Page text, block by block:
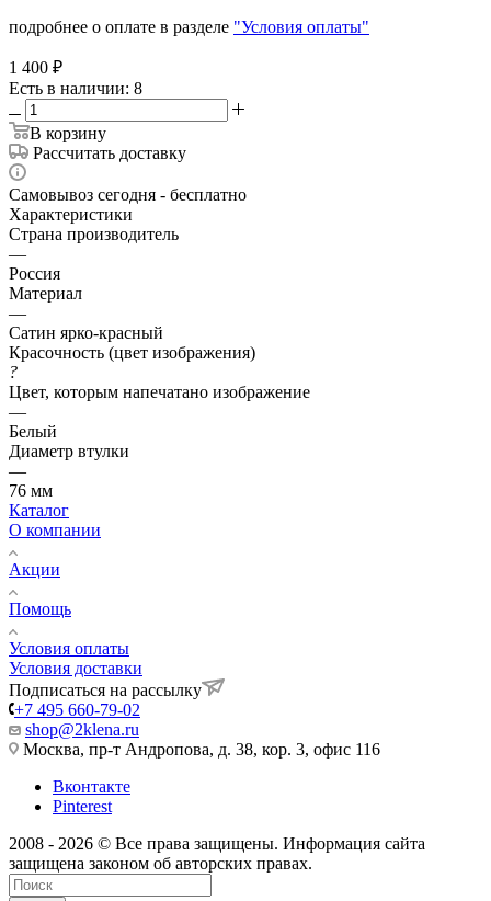
подробнее о оплате в разделе "Условия оплаты"
1 400 ₽
Есть в наличии: 8
В корзину
Рассчитать доставку
Самовывоз сегодня - бесплатно
Характеристики
Страна производитель
—
Россия
Материал
—
Сатин ярко-красный
Красочность (цвет изображения)
?
Цвет, которым напечатано изображение
—
Белый
Диаметр втулки
—
76 мм
Каталог
О компании
Акции
Помощь
Условия оплаты
Условия доставки
Подписаться на рассылку
+7 495 660-79-02
shop@2klena.ru
Москва, пр-т Андропова, д. 38, кор. 3, офис 116
Вконтакте
Pinterest
2008 - 2026 © Все права защищены. Информация сайта
защищена законом об авторских правах.